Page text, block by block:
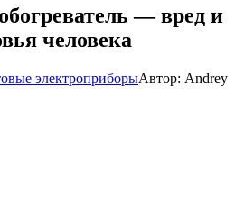
— вред и
человека
электроприборыАвтор: Andrey